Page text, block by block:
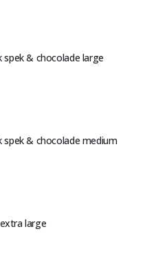
spek & chocolade large
spek & chocolade medium
large